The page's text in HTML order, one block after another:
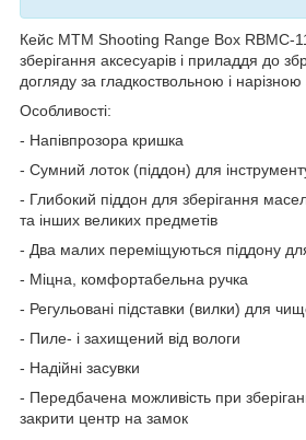
Кейс МТМ Shooting Range Box RBMC-
зберігання аксесуарів і приладдя до
догляду за гладкоствольною і нарізною
Особливості:
- Напівпрозора кришка
- Сумний лоток (піддон) для
- Глибокий піддон для зберігання
та інших великих предметів
- Два малих переміщуються піддону для
- Міцна, комфортабельна ручка
- Регульовані підставки (вилки) для
- Пиле- і захищений від вологи
- Надійні засувки
- Передбачена можливість при
закрити центр на замок